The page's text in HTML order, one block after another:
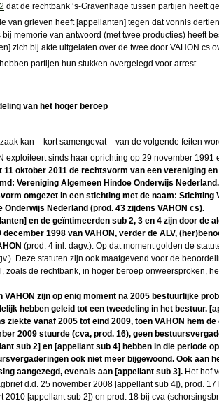
dat de rechtbank ‘s-Gravenhage tussen partijen heeft
van grieven heeft [appellanten] tegen dat vonnis
bij memorie van antwoord (met twee producties) heeft
zich bij akte uitgelaten over de twee door VAHON cs
partijen hun stukken overgelegd voor arrest.
van het hoger beroep
kan – kort samengevat – van de volgende feiten
exploiteert sinds haar oprichting op 29 november 1991
11 oktober 2011 de rechtsvorm van een vereniging en
Vereniging Algemeen Hindoe Onderwijs
omgezet in een stichting met de naam: Stichting
Onderwijs Nederland (prod. 43 zijdens VAHON cs).
en de geïntimeerden sub 2, 3 en 4 zijn door de
december 1998 van VAHON, verder de ALV,
(prod. 4 inl. dagv.). Op dat moment golden de
Deze statuten zijn ook maatgevend voor de
zoals de rechtbank, in hoger beroep onweersproken,
VAHON zijn op enig moment na 2005 bestuurlijke
hebben geleid tot een tweedeling in het bestuur.
ziekte vanaf 2005 tot eind 2009, toen VAHON hem
2009 stuurde (cva, prod. 16), geen
sub 2] en [appellant sub 4] hebben in die periode
ook niet meer bijgewoond. Ook aan
aangezegd, evenals aan [appellant sub 3]. Het hof
d.d. 25 november 2008 [appellant sub 4]), prod.
2010 [appellant sub 2]) en prod. 18 bij cva